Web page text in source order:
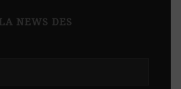
NEWS DES